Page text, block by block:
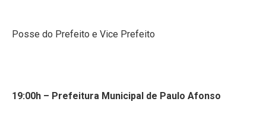
Posse do Prefeito e Vice Prefeito
19:00h – Prefeitura Municipal de Paulo Afonso